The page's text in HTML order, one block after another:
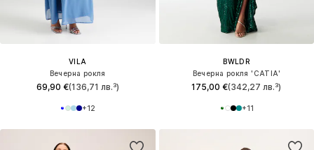
VILA
Вечерна рокля
69,90 €(136,71 лв.³)
+12
BWLDR
Вечерна рокля 'CATIA'
175,00 €(342,27 лв.³)
+11